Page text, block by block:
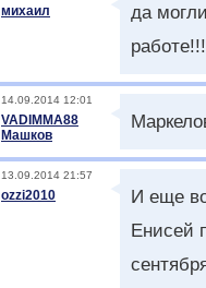
михаил
да
14.09.2014 12:01
VADIMMA88
Машков
13.09.2014 21:57
ozzi2010
И еще
Енисей